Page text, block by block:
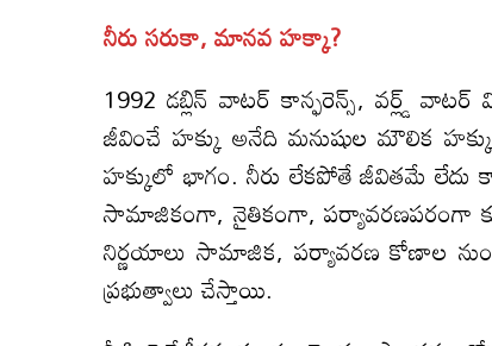
నీరు సరుకా,మానవ హక్కా?
1992 డబ్లిన్ వాటర్ కాన్ఫరెన్స్, వర్ల్డ్
జీవించే హక్కు అనేది మనుషుల మౌలిక
హక్కులో భాగం. నీరు లేకపోతే జీవితమే లేదు
సామాజికంగా, నైతికంగా, పర్యావరణపరంగా
నిర్ణయాలు సామాజిక, పర్యావరణ కోణాల
ప్రభుత్వాలు చేస్తాయి.